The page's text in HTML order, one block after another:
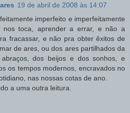
19 de abril de 2008 às 14:07
imperfeito e imperfeitamente
nos toca, aprender a errar, e não a
fracassar, e não pra obter êxitos de
de ares, ou dos ares partilhados da
abraços, dos beijos e dos sonhos, e
os tempos modernos, encravados no
nas nossas cotas de ano.
a uma outra leitura.